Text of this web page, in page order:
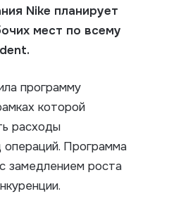
Nike планирует
мест по всему
программу
которой
расходы
Программа
замедлением роста